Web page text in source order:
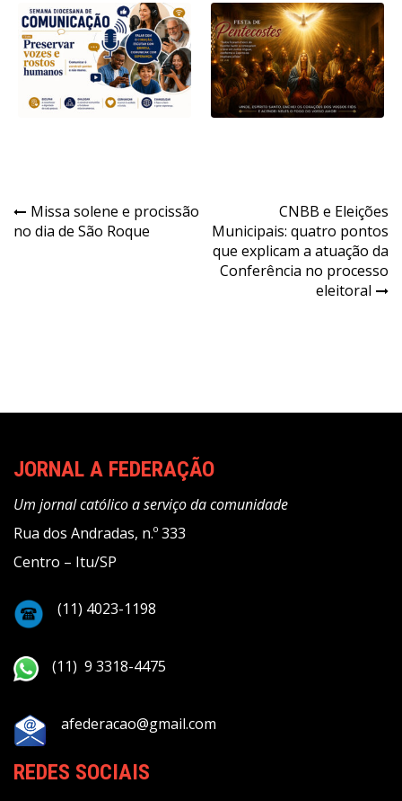
Navegação
de
Missa solene e procissão
no dia de São Roque
CNBB e Eleições
Municipais: quatro pontos
que explicam a atuação da
Conferência no processo
eleitoral
JORNAL A FEDERAÇÃO
Um jornal católico a serviço da comunidade
Rua dos Andradas, n.º 333
Centro – Itu/SP
(11) 4023-1198
(11) 9 3318-4475
afederacao@gmail.com
REDES SOCIAIS